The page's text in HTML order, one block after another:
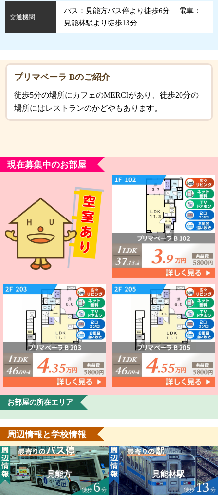
交通機関
バス：見能方バス停より徒歩6分 電車：
見能林駅より徒歩13分
プリマベーラ Bのご紹介
徒歩5分の場所にカフェのMERCIがあり、徒歩20分の
場所にはレストランのかどやもあります。
現在募集中のお部屋
お部屋の所在エリア
周辺情報と学校情報
見能方
徒歩6分
見能林駅
徒歩13 分